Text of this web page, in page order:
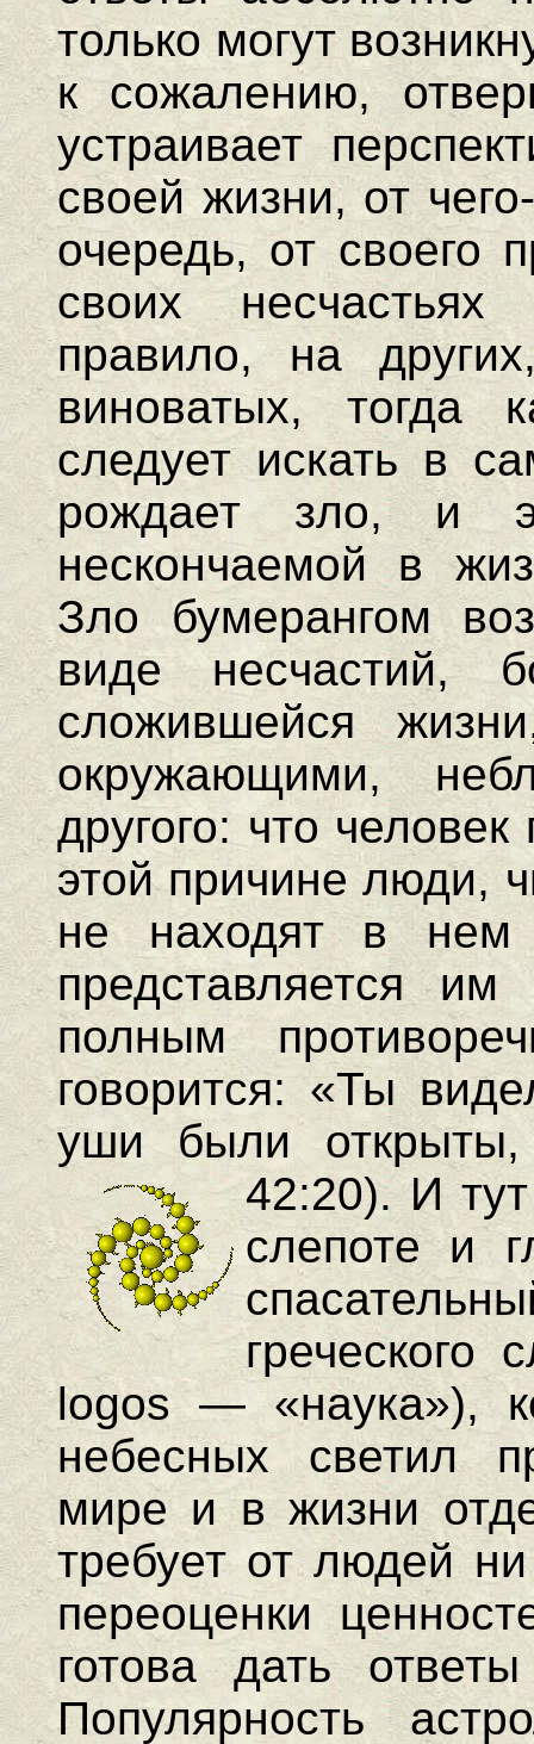
только могут
к сожалению,
устраивает
своей жизни, от
очередь, от своего
своих
правило, на
виноватых, тогда
следует искать в
рождает зло, и
нескончаемой в
Зло бумерангом
виде несчастий,
сложившейся
окружающими,
другого: что
этой причине люди,
не находят в нем
представляется
полным
говорится: «Ты
уши были
42:20).И
слепоте и
logos — «наука»),
небесных светил
мире и в жизни
требует от людей
переоценки
готова дать
Популярность